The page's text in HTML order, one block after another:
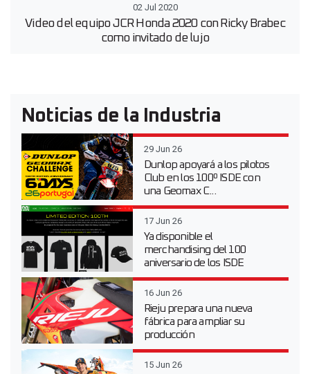
02 Jul 2020
Video del equipo JCR Honda 2020 con Ricky Brabec
como invitado de lujo
Noticias de la Industria
29 Jun 26
Dunlop apoyará a los pilotos
Club en los 100º ISDE con
una Geomax C...
17 Jun 26
Ya disponible el
merchandising del 100
aniversario de los ISDE
16 Jun 26
Rieju prepara una nueva
fábrica para ampliar su
producción
15 Jun 26